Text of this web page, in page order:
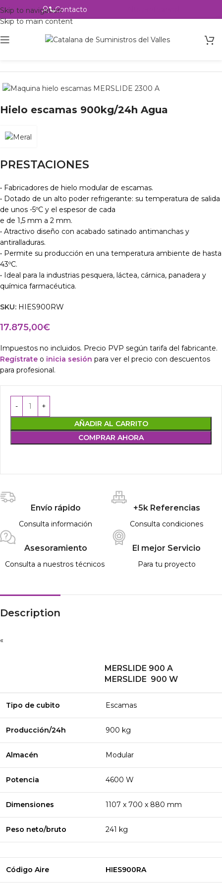
Skip to navigation
Skip to main content
Contacto
Hielo escamas 900kg/24h Agua
PRESTACIONES
• Fabricadores de hielo modular de escamas.
• Dotado de un alto poder refrigerante: su temperatura de salida
de unos -5ºC y el espesor de cada
e de 1,5 mm a 2 mm.
• Atractivo diseño con acabado satinado antimanchas y
antiralladuras.
• Permite su producción en una temperatura ambiente de hasta
43ºC.
• Ideal para la industrias pesquera, láctea, cárnica, panadera y
química farmacéutica.
SKU: HIES900RW
17.875,00€
Impuestos no incluidos. Precio PVP según tarifa del fabricante.
Regístrate o inicia sesión para ver el precio con descuentos
para profesional.
AÑADIR AL CARRITO
COMPRAR AHORA
Envío rápido
Consulta información
+5k Referencias
Consulta condiciones
Asesoramiento
Consulta a nuestros técnicos
El mejor Servicio
Para tu proyecto
Description
«
MERSLIDE 900 A
MERSLIDE 900 W
Tipo de cubito Escamas
Producción/24h 900 kg
Almacén Modular
Potencia 4600 W
Dimensiones 1107 x 700 x 880 mm
Peso neto/bruto 241 kg
Código Aire HIES900RA